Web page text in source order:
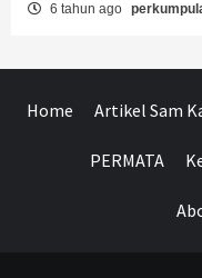
6 tahun ago
Home Artikel Sam
PERMATA